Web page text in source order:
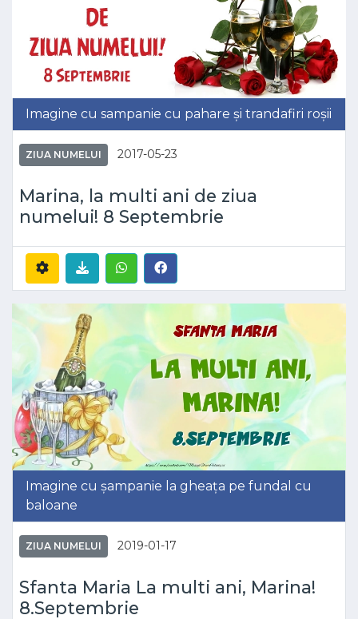
Imagine cu sampanie cu pahare și trandafiri roșii
ZIUA NUMELUI 2017-05-23
Marina, la multi ani de ziua
numelui! 8 Septembrie
Imagine cu șampanie la gheața pe fundal cu
baloane
ZIUA NUMELUI 2019-01-17
Sfanta Maria La multi ani, Marina!
8.Septembrie